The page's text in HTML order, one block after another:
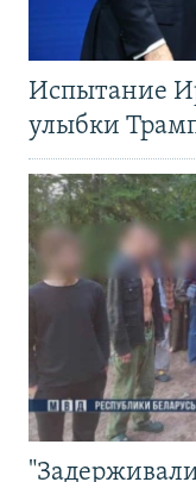
Испытание
улыбки